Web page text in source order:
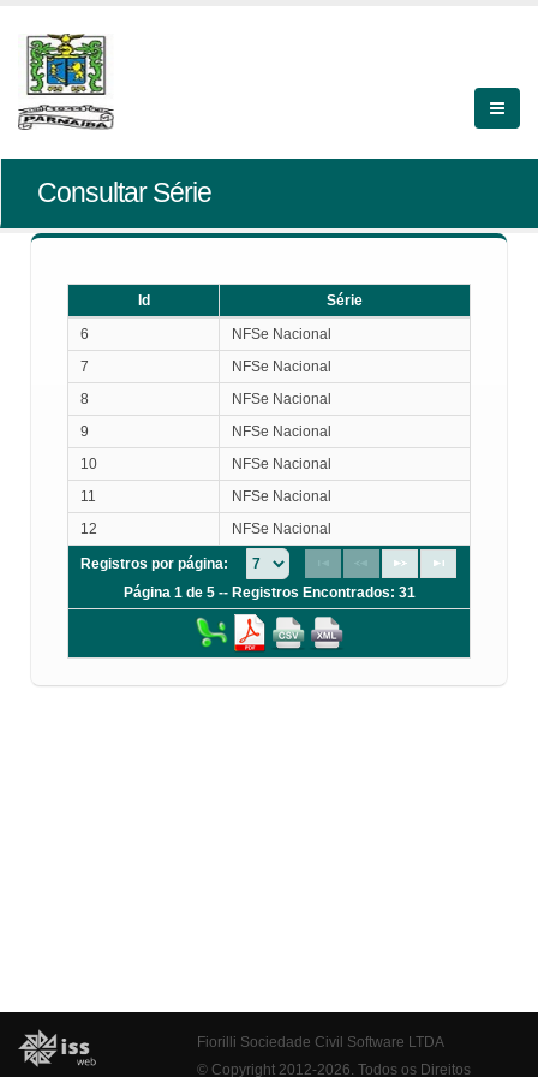
Consultar Série
Id
Série
Série
6
NFSe Nacional
7
NFSe Nacional
8
NFSe Nacional
9
NFSe Nacional
10
NFSe Nacional
11
NFSe Nacional
12
NFSe Nacional
Registros por página:
Página 1 de 5 -- Registros Encontrados: 31
Fiorilli Sociedade Civil Software LTDA
© Copyright 2012-2026. Todos os Direitos